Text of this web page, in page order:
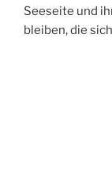
Seeseite und
bleiben, die